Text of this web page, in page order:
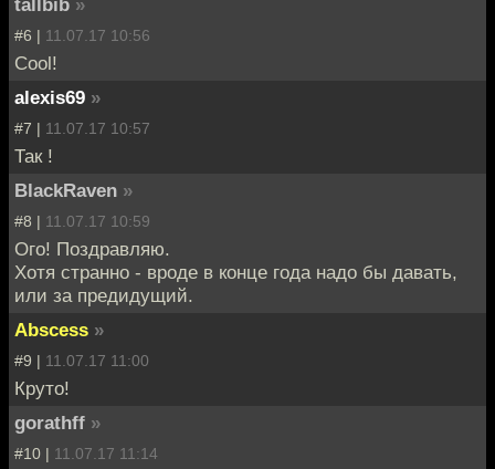
#6 | 11.07.17 10:56
Cool!
alexis69 »
#7 | 11.07.17 10:57
Так !
BlackRaven »
#8 | 11.07.17 10:59
Ого! Поздравляю.
Хотя странно - вроде в конце года надо бы давать,
или за предидущий.
Abscess »
#9 | 11.07.17 11:00
Круто!
gorathff »
#10 | 11.07.17 11:14